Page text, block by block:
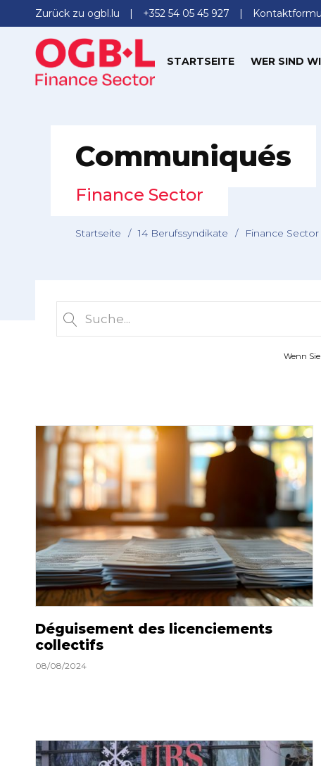
Zurück zu ogbl.lu +352 54 05 45 927
STARTSEITE WER SIND
Communiqués
Finance Sector
Startseite / 14 Berufssyndikate / Finance Sector
Wenn
Déguisement des licenciements
collectifs
08/08/2024